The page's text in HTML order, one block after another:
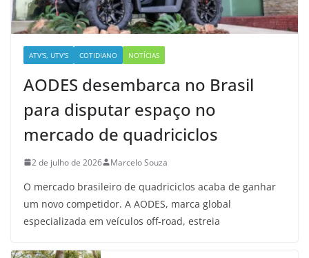
ATV'S, UTV'S COTIDIANO NOTÍCIAS
AODES desembarca no Brasil
para disputar espaço no
mercado de quadriciclos
2 de julho de 2026 Marcelo Souza
O mercado brasileiro de quadriciclos acaba de ganhar
um novo competidor. A AODES, marca global
especializada em veículos off-road, estreia